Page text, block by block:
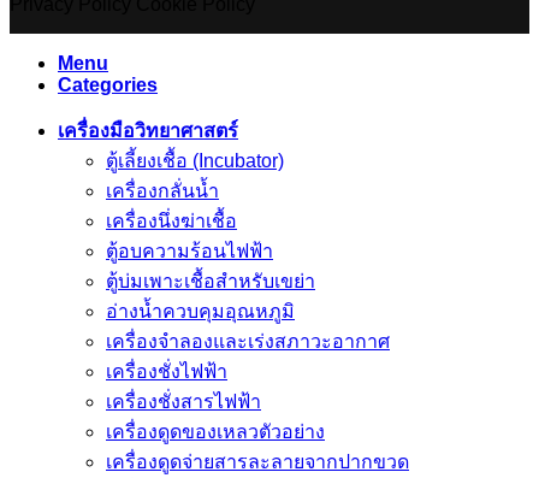
Menu
Categories
เครื่องมือวิทยาศาสตร์
ตู้เลี้ยงเชื้อ (Incubator)
เครื่องกลั่นน้ำ
เครื่องนึ่งฆ่าเชื้อ
ตู้อบความร้อนไฟฟ้า
ตู้บ่มเพาะเชื้อสำหรับเขย่า
อ่างน้ำควบคุมอุณหภูมิ
เครื่องจำลองและเร่งสภาวะอากาศ
เครื่องชั่งไฟฟ้า
เครื่องชั่งสารไฟฟ้า
เครื่องดูดของเหลวตัวอย่าง
เครื่องดูดจ่ายสารละลายจากปากขวด